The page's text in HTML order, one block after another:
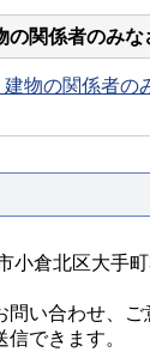
の関係者のみな
建物の関係者の
小倉北区大手
問い合わせ、
できます。